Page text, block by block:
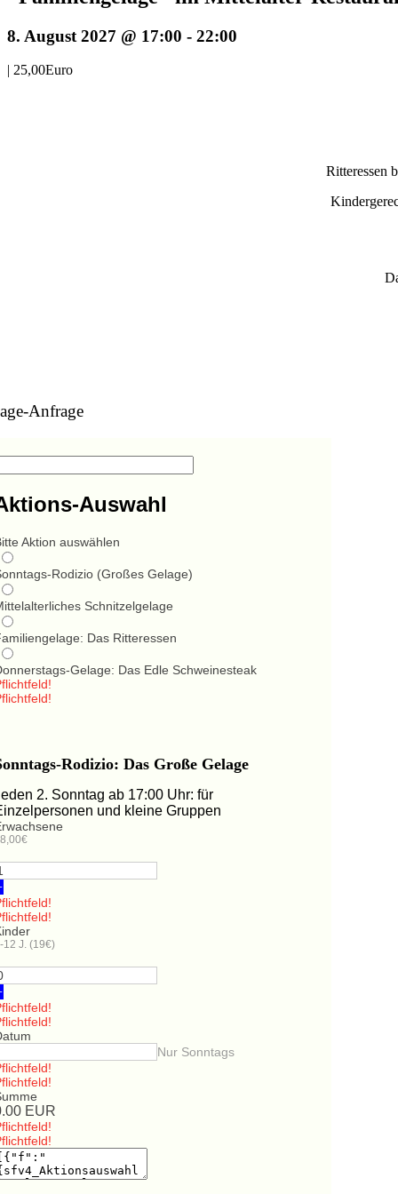
8. August 2027 @ 17:00 - 22:00
| 25,00Euro
Ritteressen
Anfrage
Auswahl
Aktion auswählen
Rodizio (Großes Gelage)
Schnitzelgelage
Das Ritteressen
Gelage: Das Edle Schweinesteak
Rodizio: Das Große Gelage
2. Sonntag ab 17:00 Uhr: für
und kleine Gruppen
12 J. (19€)
Nur Sonntags
EUR